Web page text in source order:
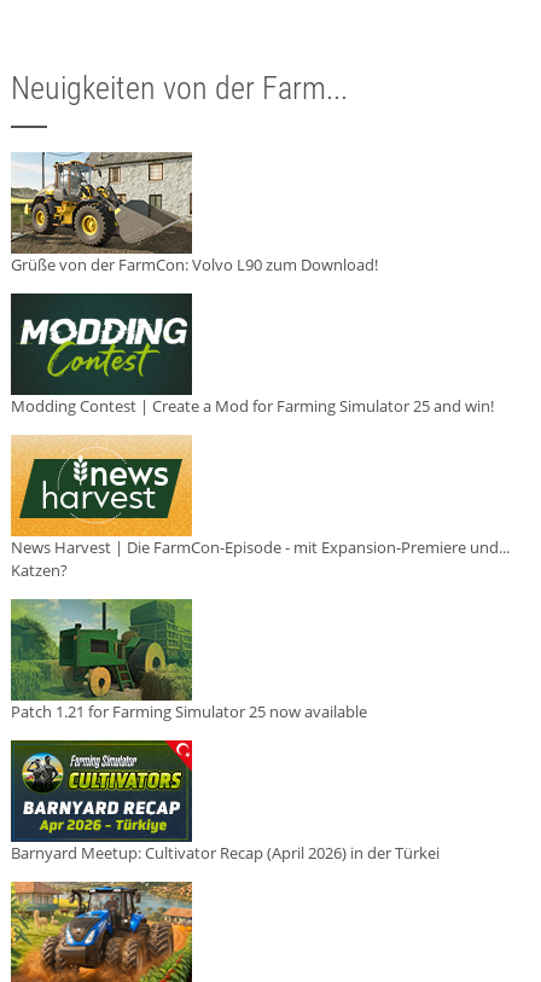
Neuigkeiten von der Farm...
Grüße von der FarmCon: Volvo L90 zum Download!
Modding Contest | Create a Mod for Farming Simulator 25 and win!
News Harvest | Die FarmCon-Episode - mit Expansion-Premiere und...
Katzen?
Patch 1.21 for Farming Simulator 25 now available
Barnyard Meetup: Cultivator Recap (April 2026) in der Türkei